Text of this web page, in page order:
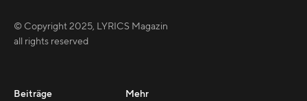
© Copyright2025, LYRICS Magazin
all rights reserved
Beiträge Mehr